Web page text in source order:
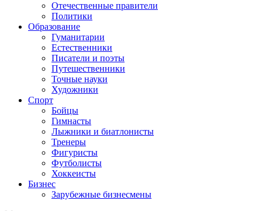
Отечественные правители
Политики
Образование
Гуманитарии
Естественники
Писатели и поэты
Путешественники
Точные науки
Художники
Спорт
Бойцы
Гимнасты
Лыжники и биатлонисты
Тренеры
Фигуристы
Футболисты
Хоккеисты
Бизнес
Зарубежные бизнесмены